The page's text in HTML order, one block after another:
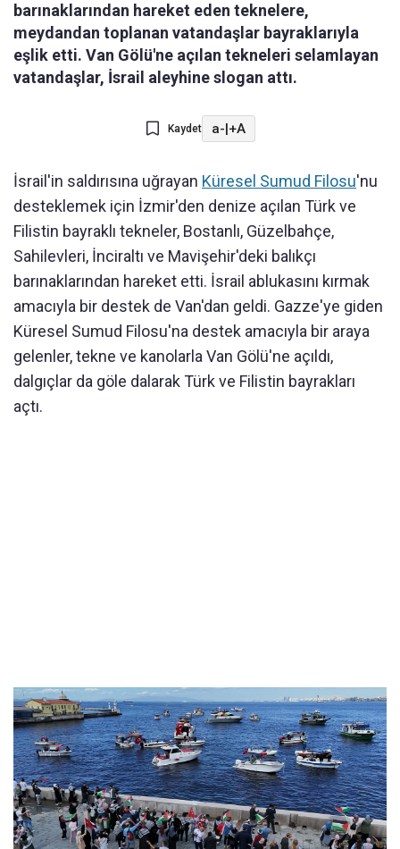
barınaklarından hareket eden teknelere,
meydandan toplanan vatandaşlar bayraklarıyla
eşlik etti. Van Gölü'ne açılan tekneleri selamlayan
vatandaşlar, İsrail aleyhine slogan attı.
Kaydet a-|+A
İsrail'in saldırısına uğrayan Küresel Sumud Filosu'nu
desteklemek için İzmir'den denize açılan Türk ve
Filistin bayraklı tekneler, Bostanlı, Güzelbahçe,
Sahilevleri, İnciraltı ve Mavişehir'deki balıkçı
barınaklarından hareket etti. İsrail ablukasını kırmak
amacıyla bir destek de Van'dan geldi. Gazze'ye giden
Küresel Sumud Filosu'na destek amacıyla bir araya
gelenler, tekne ve kanolarla Van Gölü'ne açıldı,
dalgıçlar da göle dalarak Türk ve Filistin bayrakları
açtı.